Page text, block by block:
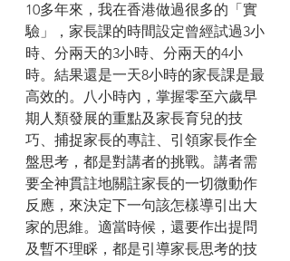
10多年來，我在香港做過很多的「實
驗」，家長課的時間設定曾經試過3小
時、分兩天的3小時、分兩天的4小
時。結果還是一天8小時的家長課是最
高效的。八小時內，掌握零至六歲早
期人類發展的重點及家長育兒的技
巧、捕捉家長的專註、引領家長作全
盤思考，都是對講者的挑戰。講者需
要全神貫註地關註家長的一切微動作
反應，來決定下一句該怎樣導引出大
家的思維。適當時候，還要作出提問
及暫不理睬，都是引導家長思考的技